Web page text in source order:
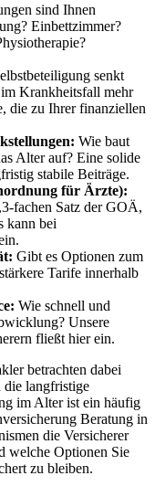
sind Ihnen
Einbettzimmer?
senkt
Krankheitsfall mehr
die zu Ihrer finanziellen
Wie baut
Alter auf? Eine solide
stabile Beiträge.
für Ärzte):
fachen Satz der GOÄ,
kann bei
Gibt es Optionen zum
Tarife innerhalb
Wie schnell und
Unsere
fließt hier ein.
betrachten dabei
die langfristige
im Alter ist ein häufig
Beratung in
die Versicherer
welche Optionen Sie
zu bleiben.